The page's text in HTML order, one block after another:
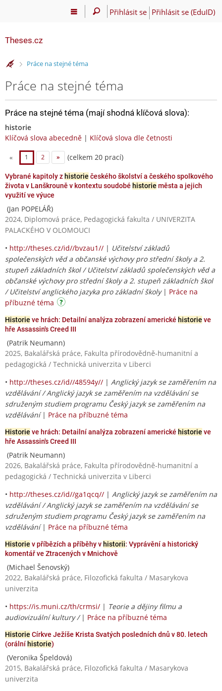
Přihlásit se Přihlásit se (EduID)
Theses.cz
>Práce na stejné téma
Práce na stejné téma
Práce na stejné téma (mají shodná klíčová slova):
historie
Klíčová slova abecedně | Klíčová slova dle četnosti
« 1 2 » (celkem 20 prací)
Vybrané kapitoly z historie českého školství a českého spolkového
života v Lanškrouně v kontextu soudobé historie města a jejich
využití ve výuce
(Jan POPELÁŘ)
2024, Diplomová práce, Pedagogická fakulta / UNIVERZITA
PALACKÉHO V OLOMOUCI
• http://theses.cz/id//bvzau1// | Učitelství základů
společenských věd a občanské výchovy pro střední školy a 2.
stupeň základních škol / Učitelství základů společenských věd a
občanské výchovy pro střední školy a 2. stupeň základních škol
/ Učitelství anglického jazyka pro základní školy| Práce na
příbuzné téma
Historie ve hrách: Detailní analýza zobrazení americké historie ve
hře Assassin's Creed III
(Patrik Neumann)
2025, Bakalářská práce, Fakulta přírodovědně-humanitní a
pedagogická / Technická univerzita v Liberci
• http://theses.cz/id//48594y// | Anglický jazyk se zaměřením na
vzdělávání / Anglický jazyk se zaměřením na vzdělávání se
sdruženým studiem programu Český jazyk se zaměřením na
vzdělávání| Práce na příbuzné téma
Historie ve hrách: Detailní analýza zobrazení americké historie ve
hře Assassin's Creed III
(Patrik Neumann)
2026, Bakalářská práce, Fakulta přírodovědně-humanitní a
pedagogická / Technická univerzita v Liberci
• http://theses.cz/id//ga1qcq// | Anglický jazyk se zaměřením na
vzdělávání / Anglický jazyk se zaměřením na vzdělávání se
sdruženým studiem programu Český jazyk se zaměřením na
vzdělávání| Práce na příbuzné téma
Historie v příbězích a příběhy v historii: Vyprávění a historický
komentář ve Ztracených v Mnichově
(Michael Šenovský)
2022, Bakalářská práce, Filozofická fakulta / Masarykova
univerzita
• https://is.muni.cz/th/crmsi/ | Teorie a dějiny filmu a
audiovizuální kultury / | Práce na příbuzné téma
Historie Církve Ježíše Krista Svatých posledních dnů v 80. letech
(orální historie)
(Veronika Špeldová)
2015, Bakalářská práce, Filozofická fakulta / Masarykova
univerzita